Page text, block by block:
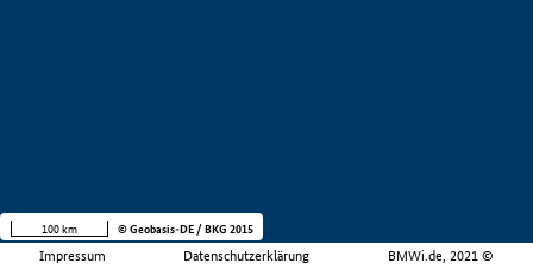
Impressum Datenschutzerklärung BMWi.de, 2021 ©
100 km © Geobasis-DE / BKG 2015